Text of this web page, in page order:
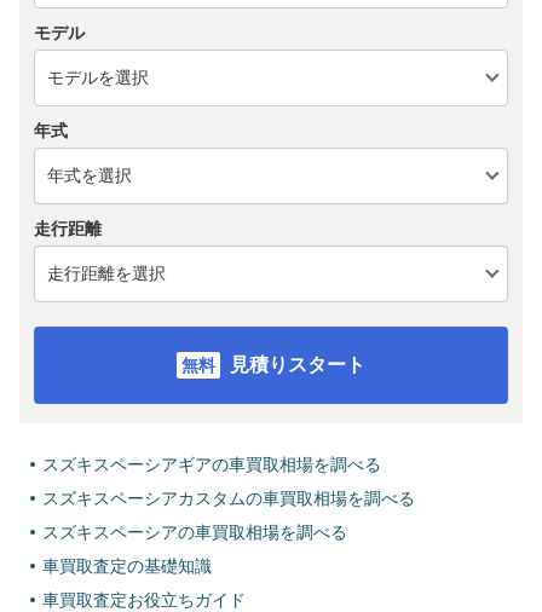
モデル
年式
走行距離
見積りスタート
スズキスペーシアギアの車買取相場を調べる
スズキスペーシアカスタムの車買取相場を調べる
スズキスペーシアの車買取相場を調べる
車買取査定の基礎知識
車買取査定お役立ちガイド